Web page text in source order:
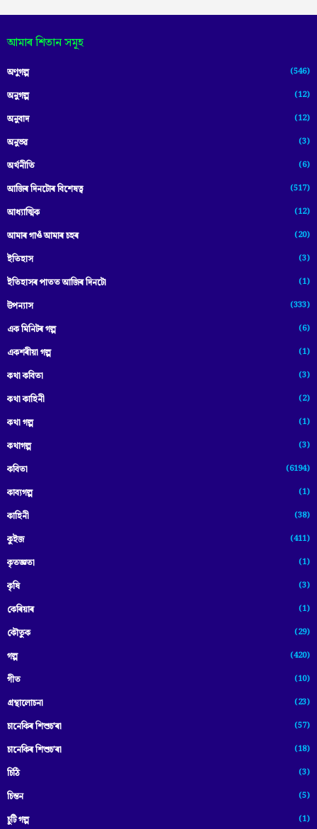
আমাৰ শিতান সমূহ
অণুগল্প (546)
অনুগল্প (12)
অনুবাদ (12)
অনুভৱ (3)
অৰ্থনীতি (6)
আজিৰ দিনটোৰ বিশেষত্ব (517)
আধ্যাত্মিক (12)
আমাৰ গাওঁ আমাৰ চহৰ (20)
ইতিহাস (3)
ইতিহাসৰ পাতত আজিৰ দিনটো (1)
উপন্যাস (333)
এক মিনিটৰ গল্প (6)
একশৰীয়া গল্প (1)
কথা কবিতা (3)
কথা কাহিনী (2)
কথা গল্প (1)
কথাগল্প (3)
কবিতা (6194)
কাব্যগল্প (1)
কাহিনী (38)
কুইজ (411)
কৃতজ্ঞতা (1)
কৃষি (3)
কেৰিয়াৰ (1)
কৌতুক (29)
গল্প (420)
গীত (10)
গ্ৰন্থালোচনা (23)
চানেকিৰ শিশুচ'ৰা (57)
চানেকিৰ শিশুচ’ৰা (18)
চিঠি (3)
চিন্তন (5)
চুটি গল্প (1)